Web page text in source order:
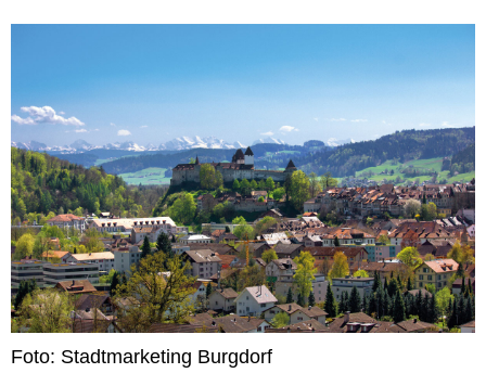
Foto: Stadtmarketing Burgdorf